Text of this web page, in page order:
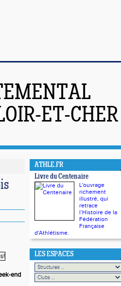
ET-CHER
end
ATHLE.FR
Livre du Centenaire
L'ouvrage
richement
illustré, qui
retrace
l’Histoire de la
Fédération
Française
d'Athlétisme.
LES ESPACES